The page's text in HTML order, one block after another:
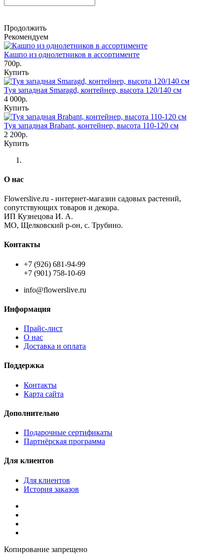
Продолжить
Рекомендуем
Кашпо из однолетников в ассортименте
700р.
Купить
Туя западная Smaragd, контейнер, высота 120/140 см
4 000р.
Купить
Туя западная Brabant, контейнер, высота 110-120 см
2 200р.
Купить
О нас
Flowerslive.ru - интернет-магазин садовых растений,
сопутствующих товаров и декора.
ИП Кузнецова И. А.
МО, Щелковский р-он, с. Трубино.
Контакты
+7 (926) 681-94-99
+7 (901) 758-10-69
info@flowerslive.ru
Информация
Прайс-лист
О нас
Доставка и оплата
Поддержка
Контакты
Карта сайта
Дополнительно
Подарочные сертификаты
Партнёрская программа
Для клиентов
Для клиентов
История заказов
Копирование запрещено